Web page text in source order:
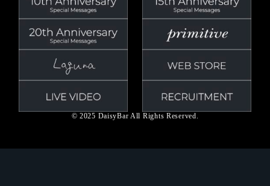
© 2025 DaisyBar All Rights Reserved.